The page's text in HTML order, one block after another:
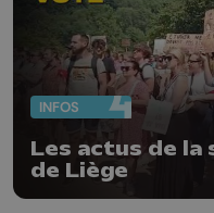
INFOS
Les actus de la
de Liège